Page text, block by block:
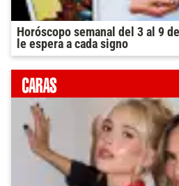
Horóscopo semanal del 3 al 9
le espera a cada signo